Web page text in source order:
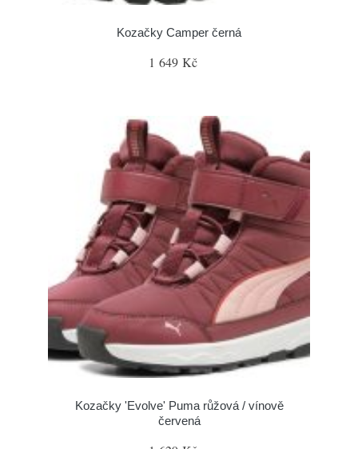
Kozačky Camper černá
1 649 Kč
Kozačky 'Evolve' Puma růžová / vínově
červená